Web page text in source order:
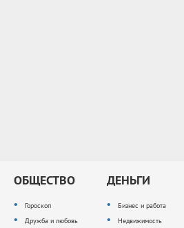
ОБЩЕСТВО
Гороскоп
Дружба и любовь
ДЕНЬГИ
Бизнес и работа
Недвижимость